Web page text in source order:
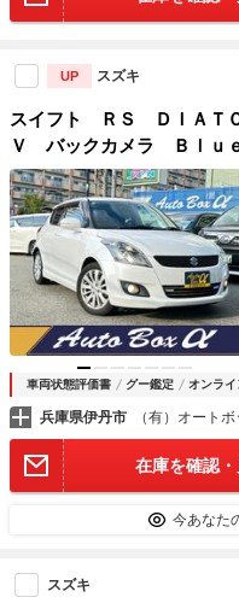
UP スズキ
スイフト ＲＳ ＤＩＡＴ
Ｖ バックカメラ Ｂｌｕ
リー通話 ＨＩＤヘッド
Ｃ 純正１６アルミ パド
車両状態評価書 グー鑑定 オンライ
兵庫県伊丹市 （有）オート
在庫を確認
今あなた
スズキ